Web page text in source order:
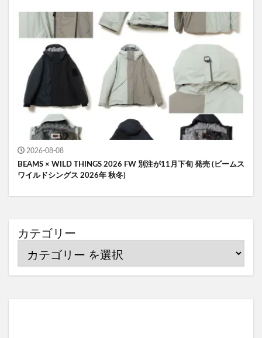
2026-08-08
BEAMS × WILD THINGS 2026 FW 別注が11月下旬 発売 (ビームス
ワイルドシングス 2026年 秋冬)
カテゴリー